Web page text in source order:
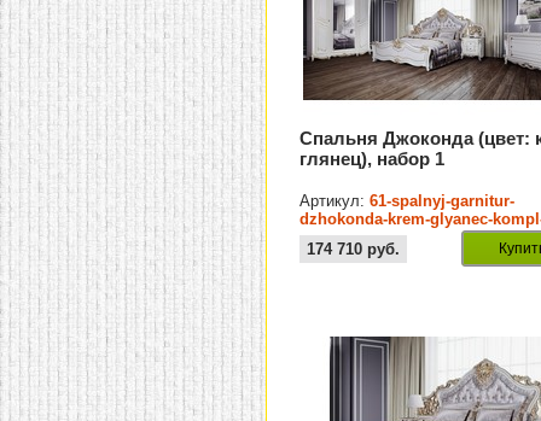
Спальня Джоконда (цвет:
глянец), набор 1
Артикул:61-spalnyj-garnitur-
dzhokonda-krem-glyanec-
174 710 руб.